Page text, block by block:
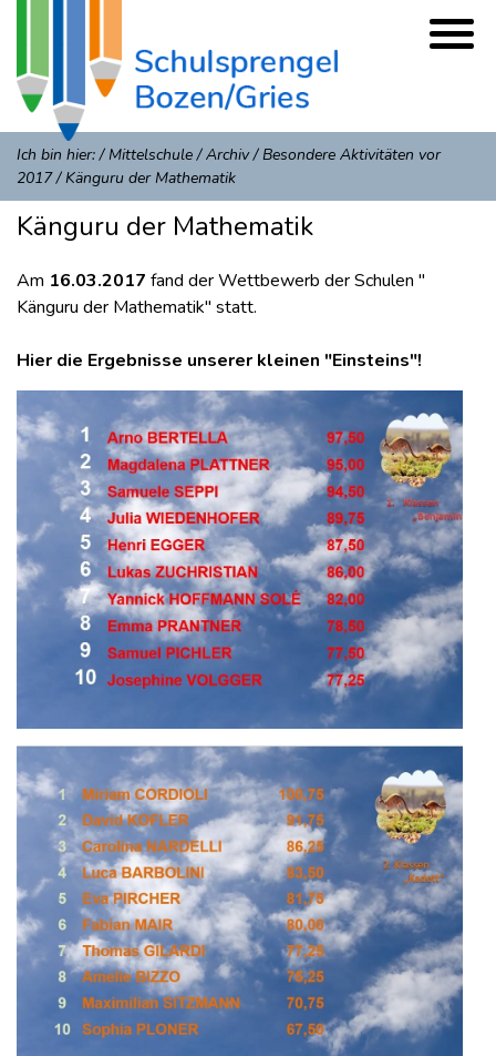
Ich bin hier:/Mittelschule/Archiv/Besondere Aktivitäten vor
2017/Känguru der Mathematik
Känguru der Mathematik
Am 16.03.2017 fand der Wettbewerb der Schulen "
Känguru der Mathematik" statt.
Hier die Ergebnisse unserer kleinen "Einsteins"!